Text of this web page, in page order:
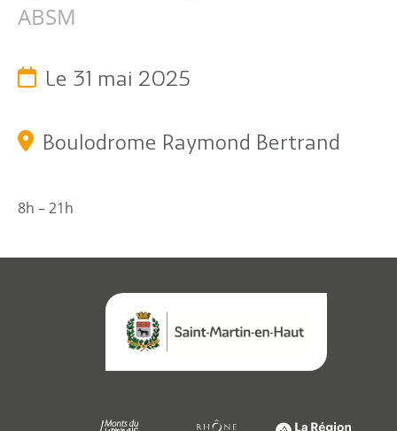
ABSM
Le 31 mai 2025
Boulodrome Raymond Bertrand
8h – 21h
Annuaire